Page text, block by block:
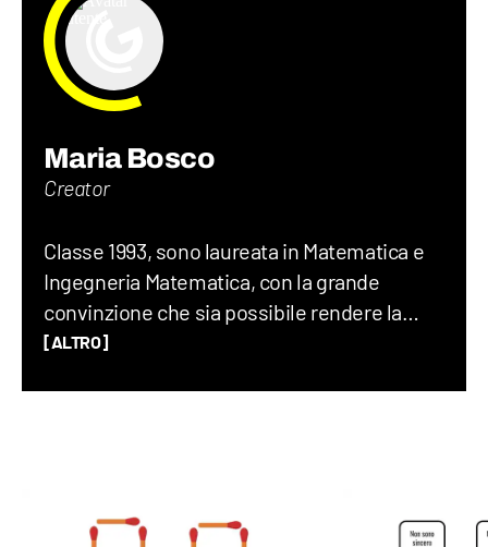
Maria Bosco
Creator
Classe 1993, sono laureata in Matematica e
Ingegneria Matematica, con la grande
convinzione che sia possibile rendere la
matematica divertente e comprensibile. Ex-
[ALTRO]